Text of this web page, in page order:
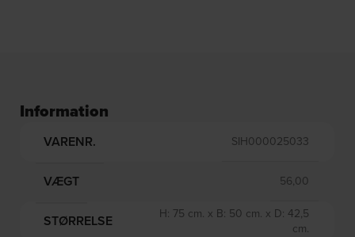
Information
VARENR. SIH000025033
VÆGT 56,00
STØRRELSE
H: 75 cm. x B: 50 cm. x D: 42,5
cm.